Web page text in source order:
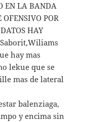
EN LA BANDA
OFENSIVO POR
HAY
hay mas
lekue que se
mas de lateral
balenziaga,
y encima sin